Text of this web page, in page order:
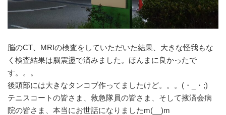
脳のCT、MRIの検査をしていただいた結果、大きな怪我もな
く検査結果は脳震盪で済みました。ほんまに良かったで
す。。。
後頭部には大きなタンコブ作ってましたけど。。。(・_・;)
テニスコートの皆さま、救急隊員の皆さま、そして掖済会病
院の皆さま、本当にお世話になりましたm(__)m